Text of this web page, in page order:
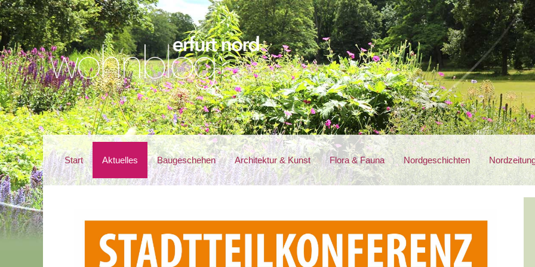
Start Aktuelles Baugeschehen Architektur & Kunst Flora & Fauna Nordgeschichten